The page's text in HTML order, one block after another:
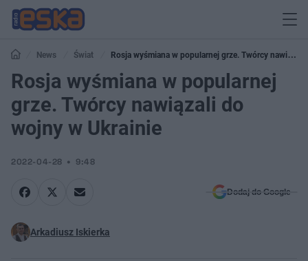
News Świat
Rosja wyśmiana w popularnej grze. Twórcy nawiązali
do wojny w Ukrainie
Rosja wyśmiana w popularnej
grze. Twórcy nawiązali do
wojny w Ukrainie
2022-04-28 9:48
Dodaj do Google
Arkadiusz Iskierka